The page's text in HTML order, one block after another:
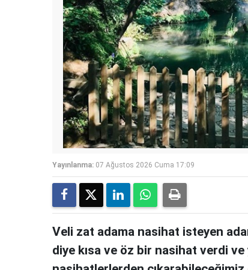
Yayınlanma: 07 Ağustos 2026 Cuma 17:09
Veli zat adama nasihat isteyen
diye kısa ve öz bir nasihat verdi